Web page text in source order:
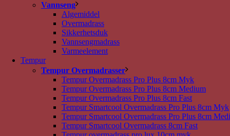
Vannseng
Algemiddel
Overmadrass
Sikkerhetsduk
Vannsengmadrass
Varmeelement
Tempur
Tempur Overmadrasser
Tempur Overmadrass Pro Plus 8cm Myk
Tempur Overmadrass Pro Plus 8cm Medium
Tempur Overmadrass Pro Plus 8cm Fast
Tempur Smartcool Overmadrass Pro Plus 8cm Myk
Tempur Smartcool Overmadrass Pro Plus 8cm
Tempur Smartcool Overmadrass 8cm Fast